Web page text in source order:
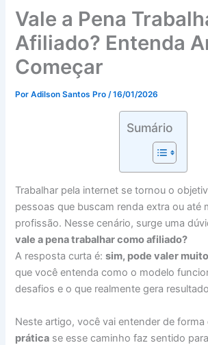
Vale a Pena
Afiliado? Entenda
Começar
PorAdilson Santos Pro/16/01/2026
Sumário
Trabalhar pela internet se tornou o
pessoas que buscam renda extra ou até
profissão. Nesse cenário, surge uma
vale a pena trabalhar como afiliado?
A resposta curta é:sim, pode valer
que você entenda como o modelo
desafios e o que realmente gera
Neste artigo, você vai entender de forma
prática se esse caminho faz sentido